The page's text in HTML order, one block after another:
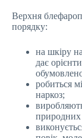
Верхня
порядку:
на шкіру
дає
робиться
наркоз;
природних